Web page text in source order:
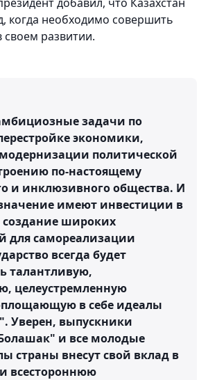
когда необходимо совершить
развитии.
задачи по
экономики,
политической
по-настоящему
и инклюзивного общества. И
имеют инвестиции в
создание широких
для самореализации
всегда будет
талантливую,
целеустремленную
в себе идеалы
Уверен, выпускники
и все молодые
страны внесут свой вклад в
всестороннюю